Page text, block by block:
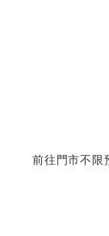
前往門市不限